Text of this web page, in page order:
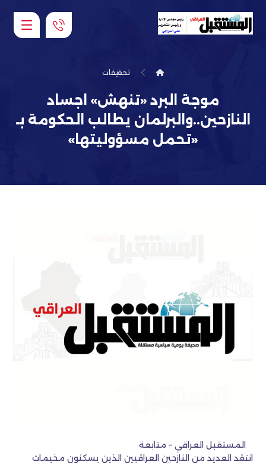
تحقيقات
موجة البرد «تنهش» اجساد
النازحين..والبرلمان يطالب الحكومة بـ
«تحمل مسؤوليتها»
المستقبل العراقي – متابعة
انتقد العديد من النازحين العراقيين الذين يسكنون مخيمات